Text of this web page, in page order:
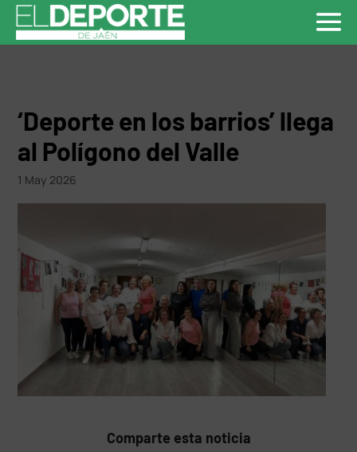
‘Deporte en los barrios’ llega
al Polígono del Valle
1 May 2026
Comparte esta noticia